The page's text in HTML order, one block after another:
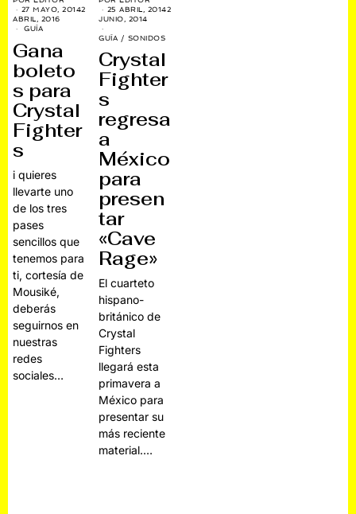
27 MAYO, 20142
ABRIL, 2016
GUÍA
Gana
boleto
s para
Crystal
Fighter
s
i quieres
llevarte uno
de los tres
pases
sencillos que
tenemos para
ti, cortesía de
Mousiké,
deberás
seguirnos en
nuestras
redes
sociales…
25 ABRIL, 20142
JUNIO, 2014
GUÍA / SONIDOS
Crystal
Fighter
s
regresa
a
México
para
presen
tar
«Cave
Rage»
El cuarteto
hispano-
británico de
Crystal
Fighters
llegará esta
primavera a
México para
presentar su
más reciente
material.…